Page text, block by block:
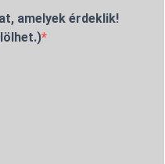
amelyek érdeklik!